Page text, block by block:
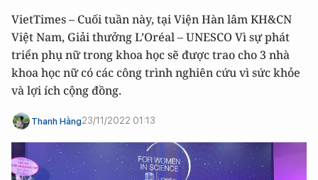
VietTimes – Cuối tuần này, tại Viện Hàn lâm KH&CN
Việt Nam, Giải thưởng L’Oréal – UNESCOVì sự phát
triển phụ nữ trong khoa họcsẽ được trao cho 3 nhà
khoa học nữ có các công trình nghiên cứu vì sức khỏe
và lợi ích cộng đồng.
Thanh Hằng23/11/2022 01:13